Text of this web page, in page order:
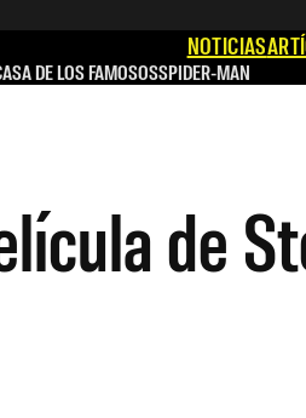
NOTICIAS
DE LOS FAMOSOSSPIDER-MAN
de